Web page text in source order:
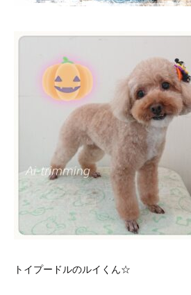
トイプードルのルイくん☆